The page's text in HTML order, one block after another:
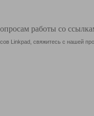
работы со
Linkpad, свяжитесь с нашей